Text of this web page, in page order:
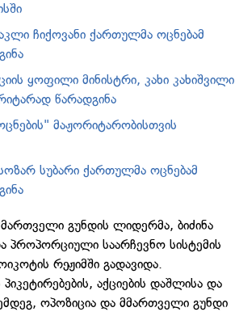
ჩიქოვანი ქართულმა ოცნებამ
ყოფილი მინისტრი, კახი კახიშვილი
წარადგინა
მაჟორიტარობისთვის
სუბარი ქართულმა ოცნებამ
გუნდის ლიდერმა, ბიძინა
პროპორციული საარჩევნო სისტემის
რეჟიმში გადავიდა.
აქციების დაშლისა და
ოპოზიცია და მმართველი გუნდი